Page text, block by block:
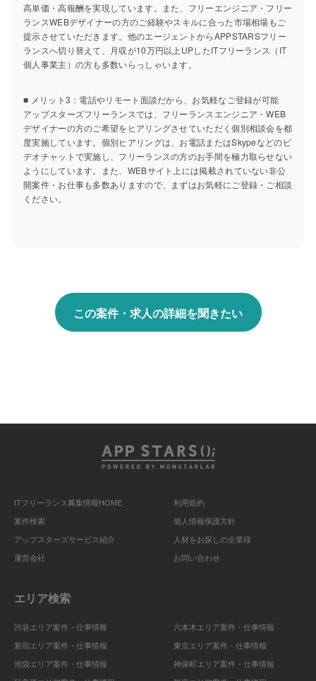
高単価・高報酬を実現しています。また、フリーエンジニア・フリー
ランスWEBデザイナーの方のご経験やスキルに合った市場相場もご
提示させていただきます。他のエージェントからAPPSTARSフリー
ランスへ切り替えて、月収が10万円以上UPしたITフリーランス（IT
個人事業主）の方も多数いらっしゃいます。
■ メリット3：電話やリモート面談だから、お気軽なご登録が可能
アップスターズフリーランスでは、フリーランスエンジニア・WEB
デザイナーの方のご希望をヒアリングさせていただく個別相談会を都
度実施しています。個別ヒアリングは、お電話またはSkypeなどのビ
デオチャットで実施し、フリーランスの方のお手間を極力取らせない
ようにしています。また、WEBサイト上には掲載されていない非公
開案件・お仕事も多数ありますので、まずはお気軽にご登録・ご相談
ください。
この案件・求人の詳細を聞きたい
ITフリーランス募集情報HOME
案件検索
アップスターズサービス紹介
運営会社
利用規約
個人情報保護方針
人材をお探しの企業様
お問い合わせ
エリア検索
渋谷エリア案件・仕事情報
新宿エリア案件・仕事情報
池袋エリア案件・仕事情報
六本木エリア案件・仕事情報
東京エリア案件・仕事情報
神保町エリア案件・仕事情報